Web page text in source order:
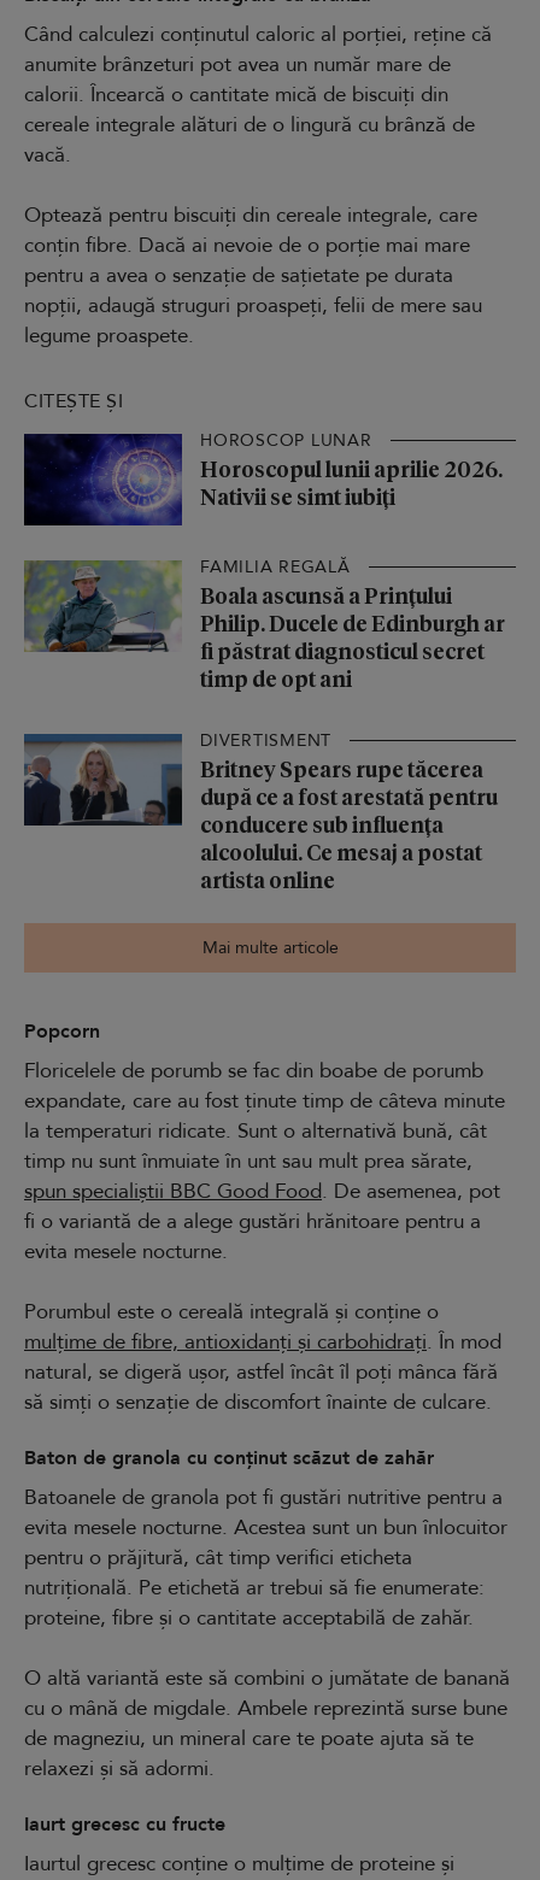
Când calculezi conținutul caloric al porției, reține că
anumite brânzeturi pot avea un număr mare de
calorii. Încearcă o cantitate mică de biscuiți din
cereale integrale alături de o lingură cu brânză de
vacă.
Optează pentru biscuiți din cereale integrale, care
conțin fibre. Dacă ai nevoie de o porție mai mare
pentru a avea o senzație de sațietate pe durata
nopții, adaugă struguri proaspeți, felii de mere sau
legume proaspete.
CITEȘTE ȘI
HOROSCOP LUNAR
Horoscopul lunii aprilie 2026.
Nativii se simt iubiți
FAMILIA REGALĂ
Boala ascunsă a Prințului
Philip. Ducele de Edinburgh ar
fi păstrat diagnosticul secret
timp de opt ani
DIVERTISMENT
Britney Spears rupe tăcerea
după ce a fost arestată pentru
conducere sub influența
alcoolului. Ce mesaj a postat
artista online
Mai multe articole
Popcorn
Floricelele de porumb se fac din boabe de porumb
expandate, care au fost ținute timp de câteva minute
la temperaturi ridicate. Sunt o alternativă bună, cât
timp nu sunt înmuiate în unt sau mult prea sărate,
spun specialiștii BBC Good Food. De asemenea, pot
fi o variantă de a alege gustări hrănitoare pentru a
evita mesele nocturne.
Porumbul este o cereală integrală și conține o
mulțime de fibre, antioxidanți și carbohidrați. În mod
natural, se digeră ușor, astfel încât îl poți mânca fără
să simți o senzație de discomfort înainte de culcare.
Baton de granola cu conținut scăzut de zahăr
Batoanele de granola pot fi gustări nutritive pentru a
evita mesele nocturne. Acestea sunt un bun înlocuitor
pentru o prăjitură, cât timp verifici eticheta
nutrițională. Pe etichetă ar trebui să fie enumerate:
proteine, fibre și o cantitate acceptabilă de zahăr.
O altă variantă este să combini o jumătate de banană
cu o mână de migdale. Ambele reprezintă surse bune
de magneziu, un mineral care te poate ajuta să te
relaxezi și să adormi.
Iaurt grecesc cu fructe
Iaurtul grecesc conține o mulțime de proteine și